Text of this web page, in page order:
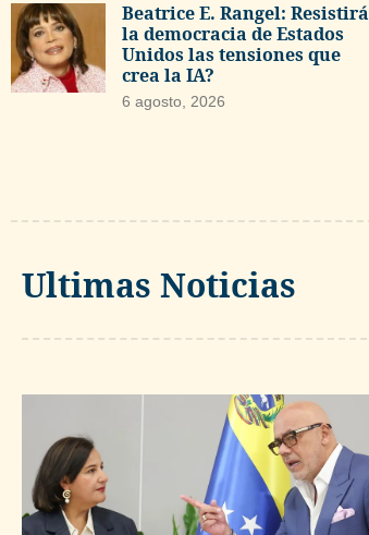
Beatrice E. Rangel: Resistirá
la democracia de Estados
Unidos las tensiones que
crea la IA?
6 agosto, 2026
Ultimas Noticias